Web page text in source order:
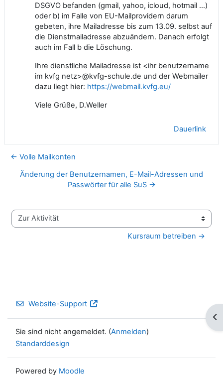
DSGVO befanden (gmail, yahoo, icloud, hotmail ...)
oder b) im Falle von EU-Mailprovidern darum
gebeten, ihre Mailadresse bis zum 13.09. selbst auf
die Dienstmailadresse abzuändern. Danach erfolgt
auch im Fall b die Löschung.
Ihre dienstliche Mailadresse ist <ihr benutzername
im kvfg netz>@kvfg-schule.de und der Webmailer
dazu liegt hier: https://webmail.kvfg.eu/
Viele Grüße, D.Weller
Dauerlink
← Volle Mailkonten
Änderung der Benutzernamen, E-Mail-Adressen und
Passwörter für alle SuS →
Zur Aktivität
Kursraum betreiben →
Website-Support
Sie sind nicht angemeldet. (Anmelden)
Standarddesign
Powered by Moodle